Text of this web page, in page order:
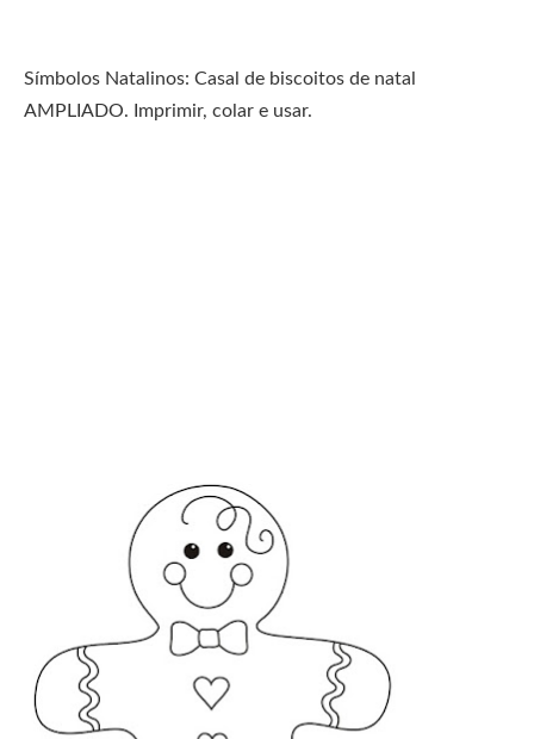
Símbolos Natalinos: Casal de biscoitos de natal
AMPLIADO. Imprimir, colar e usar.